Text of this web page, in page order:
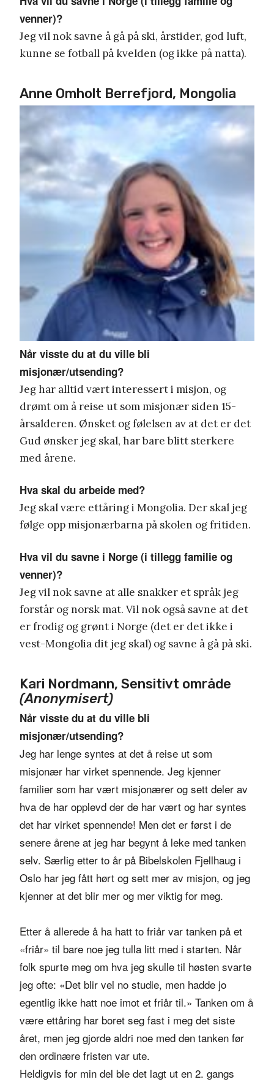
venner)?
Jeg vil nok savne å gå på ski, årstider, god luft,
kunne se fotball på kvelden (og ikke på natta).
Anne Omholt Berrefjord, Mongolia
Når visste du at du ville bli
misjonær/utsending?
Jeg har alltid vært interessert i misjon, og
drømt om å reise ut som misjonær siden 15-
årsalderen. Ønsket og følelsen av at det er det
Gud ønsker jeg skal, har bare blitt sterkere
med årene.
Hva skal du arbeide med?
Jeg skal være ettåring i Mongolia. Der skal jeg
følge opp misjonærbarna på skolen og fritiden.
Hva vil du savne i Norge (i tillegg familie og
venner)?
Jeg vil nok savne at alle snakker et språk jeg
forstår og norsk mat. Vil nok også savne at det
er frodig og grønt i Norge (det er det ikke i
vest-Mongolia dit jeg skal) og savne å gå på ski.
Kari Nordmann, Sensitivt område
(Anonymisert)
Når visste du at du ville bli
misjonær/utsending?
Jeg har lenge syntes at det å reise ut som
misjonær har virket spennende. Jeg kjenner
familier som har vært misjonærer og sett deler av
hva de har opplevd der de har vært og har syntes
det har virket spennende! Men det er først i de
senere årene at jeg har begynt å leke med tanken
selv. Særlig etter to år på Bibelskolen Fjellhaug i
Oslo har jeg fått hørt og sett mer av misjon, og jeg
kjenner at det blir mer og mer viktig for meg.
Etter å allerede å ha hatt to friår var tanken på et
«friår» til bare noe jeg tulla litt med i starten. Når
folk spurte meg om hva jeg skulle til høsten svarte
jeg ofte: «Det blir vel no studie, men hadde jo
egentlig ikke hatt noe imot et friår til.» Tanken om å
være ettåring har boret seg fast i meg det siste
året, men jeg gjorde aldri noe med den tanken før
den ordinære fristen var ute.
Heldigvis for min del ble det lagt ut en 2. gangs